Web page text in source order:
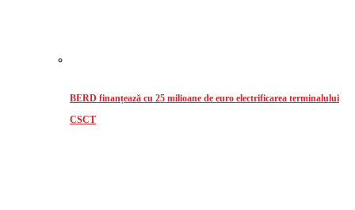
BERD finanțează cu 25 milioane de euro electrificarea terminalului
CSCT